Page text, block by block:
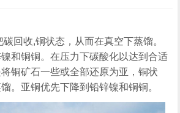
回收,铜状态，从而在真空下蒸馏。
和铜铜。在压力下碳酸化以达到合适
铜矿石一些或全部还原为亚，铜状
。亚铜优先下降到铅锌镍和铜铜。